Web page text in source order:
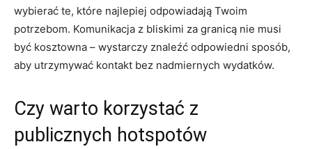
wybierać te, które najlepiej odpowiadają Twoim
potrzebom. Komunikacja z bliskimi za granicą nie musi
być kosztowna – wystarczy znaleźć odpowiedni sposób,
aby utrzymywać kontakt bez nadmiernych wydatków.
Czy warto korzystać z
publicznych hotspotów